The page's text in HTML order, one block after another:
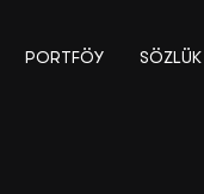
PORTFÖY SÖZLÜK